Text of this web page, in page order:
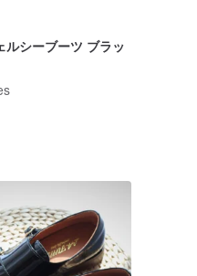
ルシーブーツ ブラッ